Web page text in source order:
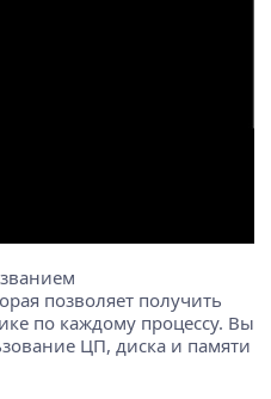
позволяет получить
по каждому процессу. Вы
ЦП, диска и памяти